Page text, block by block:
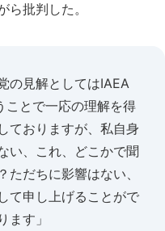
批判した。
の見解としてはIAEA
ことで一応の理解を得
ておりますが、私自身
い、これ、どこかで聞
だちに影響はない、
て申し上げることがで
ます」